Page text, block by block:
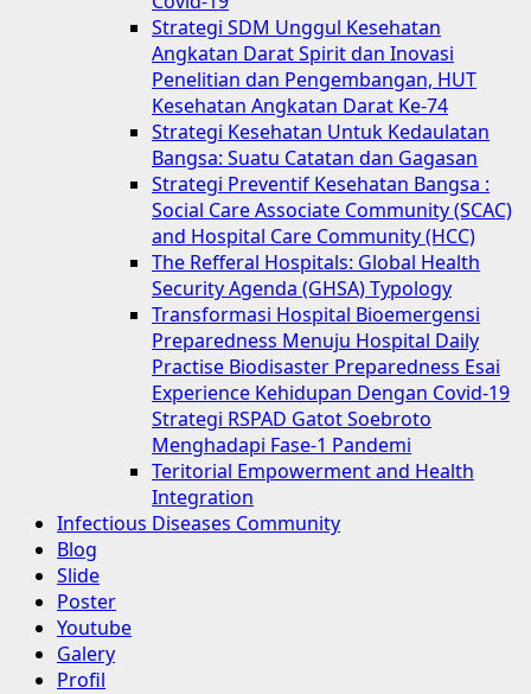
Strategi SDM Unggul Kesehatan
Angkatan Darat Spirit dan Inovasi
Penelitian dan Pengembangan, HUT
Kesehatan Angkatan Darat Ke-74
Strategi Kesehatan Untuk Kedaulatan
Bangsa: Suatu Catatan dan Gagasan
Strategi Preventif Kesehatan Bangsa :
Social Care Associate Community (SCAC)
and Hospital Care Community (HCC)
The Refferal Hospitals: Global Health
Security Agenda (GHSA) Typology
Transformasi Hospital Bioemergensi
Preparedness Menuju Hospital Daily
Practise Biodisaster Preparedness Esai
Experience Kehidupan Dengan Covid-19
Strategi RSPAD Gatot Soebroto
Menghadapi Fase-1 Pandemi
Teritorial Empowerment and Health
Integration
Infectious Diseases Community
Blog
Slide
Poster
Youtube
Galery
Profil